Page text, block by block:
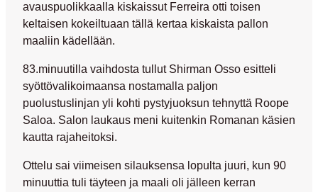
avauspuolikkaalla kiskaissut Ferreira otti toisen
keltaisen kokeiltuaan tällä kertaa kiskaista pallon
maaliin kädellään.
83.minuutilla vaihdosta tullut Shirman Osso esitteli
syöttövalikoimaansa nostamalla paljon
puolustuslinjan yli kohti pystyjuoksun tehnyttä Roope
Saloa. Salon laukaus meni kuitenkin Romanan käsien
kautta rajaheitoksi.
Ottelu sai viimeisen silauksensa lopulta juuri, kun 90
minuuttia tuli täyteen ja maali oli jälleen kerran